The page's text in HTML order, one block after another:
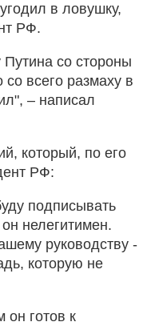
в ловушку,
РФ.
со стороны
со всего размаху в
– написал
который, по его
РФ:
подписывать
нелегитимен.
руководству -
которую не
он готов к